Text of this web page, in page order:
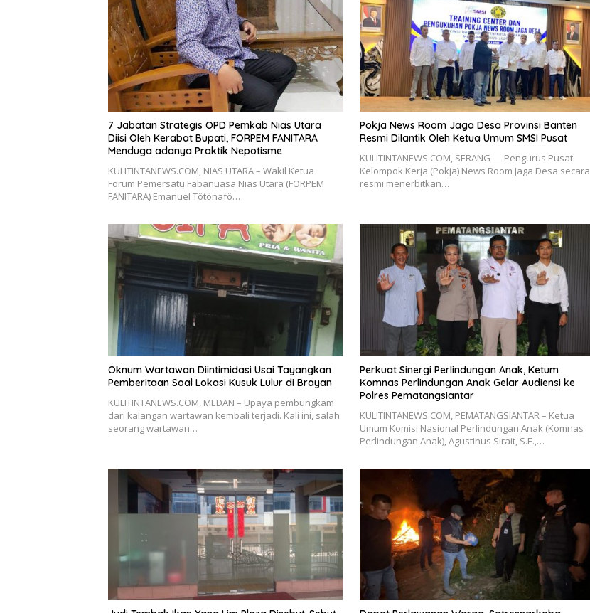
7 Jabatan Strategis OPD Pemkab Nias Utara
Diisi Oleh Kerabat Bupati, FORPEM FANITARA
Menduga adanya Praktik Nepotisme
KULITINTANEWS.COM, NIAS UTARA – Wakil Ketua
Forum Pemersatu Fabanuasa Nias Utara (FORPEM
FANITARA) Emanuel Tötönafö…
Pokja News Room Jaga Desa Provinsi Banten
Resmi Dilantik Oleh Ketua Umum SMSI Pusat
KULITINTANEWS.COM, SERANG — Pengurus Pusat
Kelompok Kerja (Pokja) News Room Jaga Desa secara
resmi menerbitkan…
Oknum Wartawan Diintimidasi Usai Tayangkan
Pemberitaan Soal Lokasi Kusuk Lulur di Brayan
KULITINTANEWS.COM, MEDAN – Upaya pembungkam
dari kalangan wartawan kembali terjadi. Kali ini, salah
seorang wartawan…
Perkuat Sinergi Perlindungan Anak, Ketum
Komnas Perlindungan Anak Gelar Audiensi ke
Polres Pematangsiantar
KULITINTANEWS.COM, PEMATANGSIANTAR – Ketua
Umum Komisi Nasional Perlindungan Anak (Komnas
Perlindungan Anak), Agustinus Sirait, S.E.,…